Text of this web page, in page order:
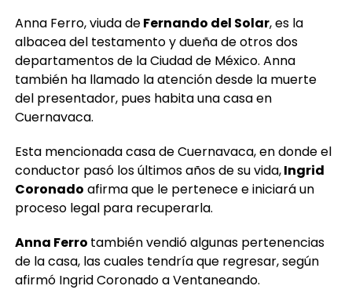
Anna Ferro, viuda deFernando del Solar, es la
albacea del testamento y dueña de otros dos
departamentos de la Ciudad de México. Anna
también ha llamado la atención desde la muerte
del presentador, pues habita una casa en
Cuernavaca.
Esta mencionada casa de Cuernavaca, en donde el
conductor pasó los últimos años de su vida,Ingrid
Coronado afirma que le pertenece e iniciará un
proceso legal para recuperarla.
Anna Ferro también vendió algunas pertenencias
de la casa, las cuales tendría que regresar, según
afirmó Ingrid Coronado a Ventaneando.